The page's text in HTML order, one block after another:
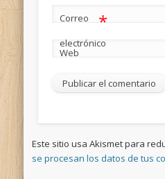
Correo
electrónico
*
Web
Este sitio usa Akismet para
se procesan los datos de tus